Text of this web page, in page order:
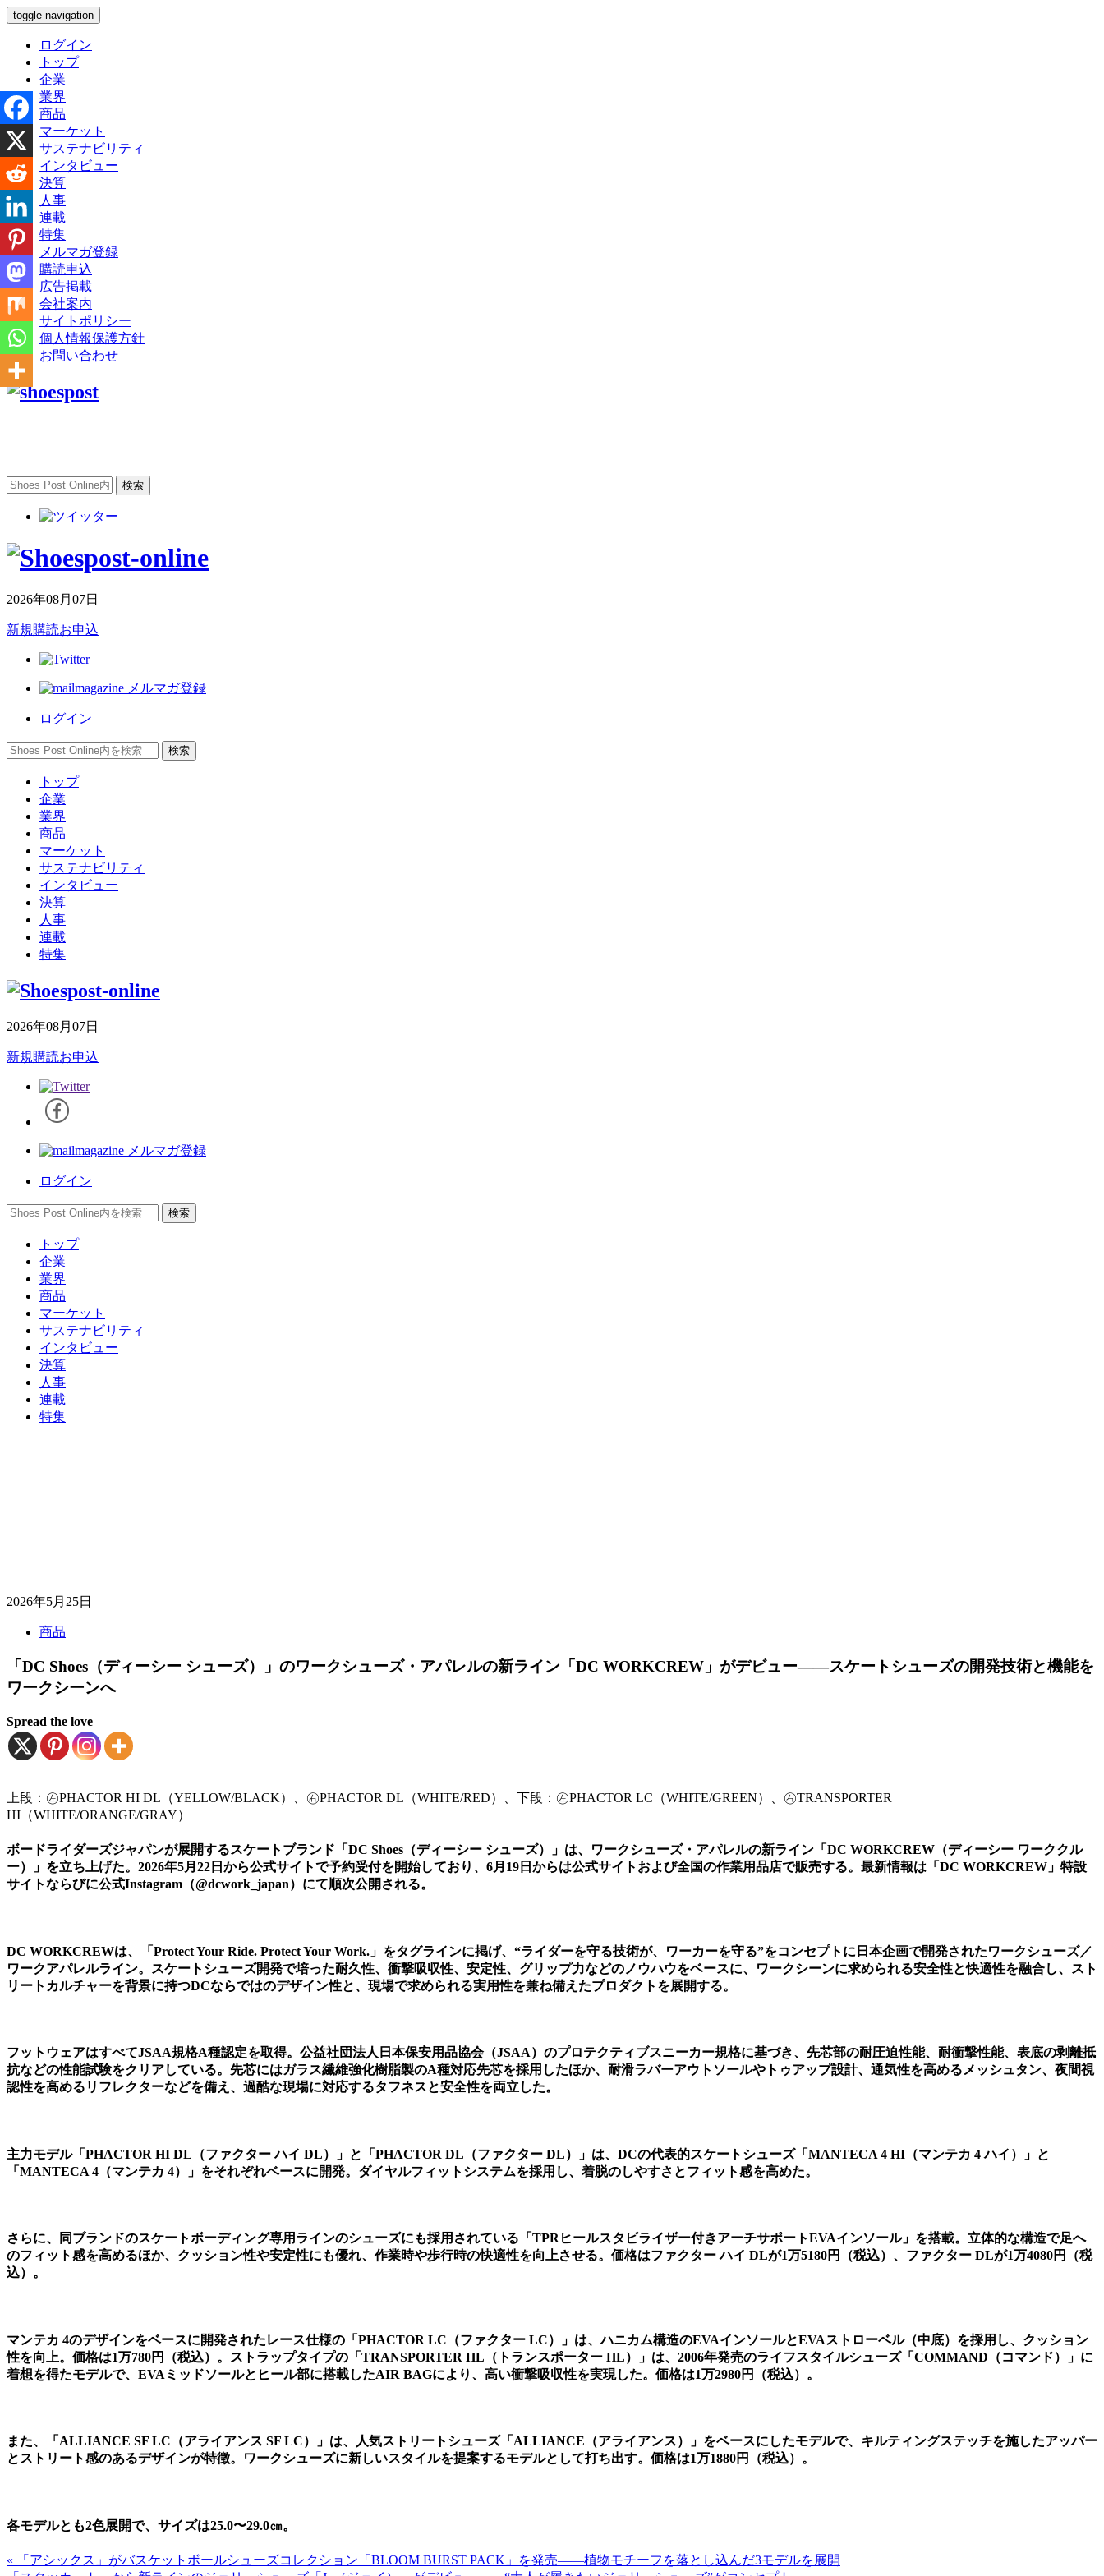
toggle navigation
ログイン
トップ
企業
業界
商品
マーケット
サステナビリティ
インタビュー
決算
人事
連載
特集
メルマガ登録
購読申込
広告掲載
会社案内
サイトポリシー
個人情報保護方針
お問い合わせ
2026年08月07日
新規購読お申込
メルマガ登録
ログイン
トップ
企業
業界
商品
マーケット
サステナビリティ
インタビュー
決算
人事
連載
特集
2026年08月07日
新規購読お申込
メルマガ登録
ログイン
トップ
企業
業界
商品
マーケット
サステナビリティ
インタビュー
決算
人事
連載
特集
2026年5月25日
商品
「DC Shoes（ディーシー シューズ）」のワークシューズ・アパレルの新ライン「DC WORKCREW」がデビュー――スケートシューズの開発技術と機能を
ワークシーンへ
Spread the love
上段：㊧PHACTOR HI DL（YELLOW/BLACK）、㊨PHACTOR DL（WHITE/RED）、下段：㊧PHACTOR LC（WHITE/GREEN）、㊨TRANSPORTER
HI（WHITE/ORANGE/GRAY）
ボードライダーズジャパンが展開するスケートブランド「DC Shoes（ディーシー シューズ）」は、ワークシューズ・アパレルの新ライン「DC WORKCREW（ディーシー ワーククル
ー）」を立ち上げた。2026年5月22日から公式サイトで予約受付を開始しており、6月19日からは公式サイトおよび全国の作業用品店で販売する。最新情報は「DC WORKCREW」特設
サイトならびに公式Instagram（@dcwork_japan）にて順次公開される。
DC WORKCREWは、「Protect Your Ride. Protect Your Work.」をタグラインに掲げ、“ライダーを守る技術が、ワーカーを守る”をコンセプトに日本企画で開発されたワークシューズ／
ワークアパレルライン。スケートシューズ開発で培った耐久性、衝撃吸収性、安定性、グリップ力などのノウハウをベースに、ワークシーンに求められる安全性と快適性を融合し、スト
リートカルチャーを背景に持つDCならではのデザイン性と、現場で求められる実用性を兼ね備えたプロダクトを展開する。
フットウェアはすべてJSAA規格A種認定を取得。公益社団法人日本保安用品協会（JSAA）のプロテクティブスニーカー規格に基づき、先芯部の耐圧迫性能、耐衝撃性能、表底の剥離抵
抗などの性能試験をクリアしている。先芯にはガラス繊維強化樹脂製のA種対応先芯を採用したほか、耐滑ラバーアウトソールやトゥアップ設計、通気性を高めるメッシュタン、夜間視
認性を高めるリフレクターなどを備え、過酷な現場に対応するタフネスと安全性を両立した。
主力モデル「PHACTOR HI DL（ファクター ハイ DL）」と「PHACTOR DL（ファクター DL）」は、DCの代表的スケートシューズ「MANTECA 4 HI（マンテカ 4 ハイ）」と
「MANTECA 4（マンテカ 4）」をそれぞれベースに開発。ダイヤルフィットシステムを採用し、着脱のしやすさとフィット感を高めた。
さらに、同ブランドのスケートボーディング専用ラインのシューズにも採用されている「TPRヒールスタビライザー付きアーチサポートEVAインソール」を搭載。立体的な構造で足へ
のフィット感を高めるほか、クッション性や安定性にも優れ、作業時や歩行時の快適性を向上させる。価格はファクター ハイ DLが1万5180円（税込）、ファクター DLが1万4080円（税
込）。
マンテカ 4のデザインをベースに開発されたレース仕様の「PHACTOR LC（ファクター LC）」は、ハニカム構造のEVAインソールとEVAストローベル（中底）を採用し、クッション
性を向上。価格は1万780円（税込）。ストラップタイプの「TRANSPORTER HL（トランスポーター HL）」は、2006年発売のライフスタイルシューズ「COMMAND（コマンド）」に
着想を得たモデルで、EVAミッドソールとヒール部に搭載したAIR BAGにより、高い衝撃吸収性を実現した。価格は1万2980円（税込）。
また、「ALLIANCE SF LC（アライアンス SF LC）」は、人気ストリートシューズ「ALLIANCE（アライアンス）」をベースにしたモデルで、キルティングステッチを施したアッパー
とストリート感のあるデザインが特徴。ワークシューズに新しいスタイルを提案するモデルとして打ち出す。価格は1万1880円（税込）。
各モデルとも2色展開で、サイズは25.0〜29.0㎝。
« 「アシックス」がバスケットボールシューズコレクション「BLOOM BURST PACK」を発売――植物モチーフを落とし込んだ3モデルを展開